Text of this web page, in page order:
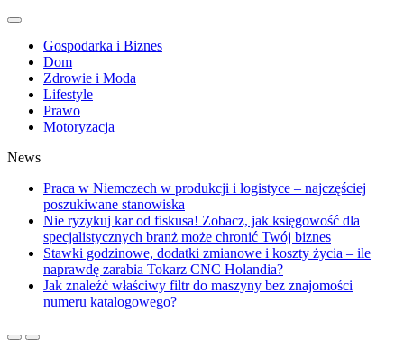
Gospodarka i Biznes
Dom
Zdrowie i Moda
Lifestyle
Prawo
Motoryzacja
News
Praca w Niemczech w produkcji i logistyce – najczęściej
poszukiwane stanowiska
Nie ryzykuj kar od fiskusa! Zobacz, jak księgowość dla
specjalistycznych branż może chronić Twój biznes
Stawki godzinowe, dodatki zmianowe i koszty życia – ile
naprawdę zarabia Tokarz CNC Holandia?
Jak znaleźć właściwy filtr do maszyny bez znajomości
numeru katalogowego?